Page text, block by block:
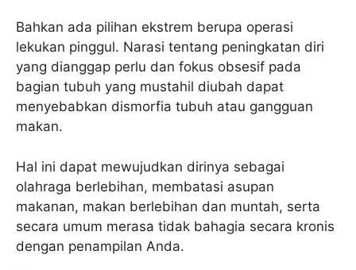
Bahkan ada pilihan ekstrem berupa operasi
lekukan pinggul. Narasi tentang peningkatan diri
yang dianggap perlu dan fokus obsesif pada
bagian tubuh yang mustahil diubah dapat
menyebabkan dismorfia tubuh atau gangguan
makan.
Hal ini dapat mewujudkan dirinya sebagai
olahraga berlebihan, membatasi asupan
makanan, makan berlebihan dan muntah, serta
secara umum merasa tidak bahagia secara kronis
dengan penampilan Anda.